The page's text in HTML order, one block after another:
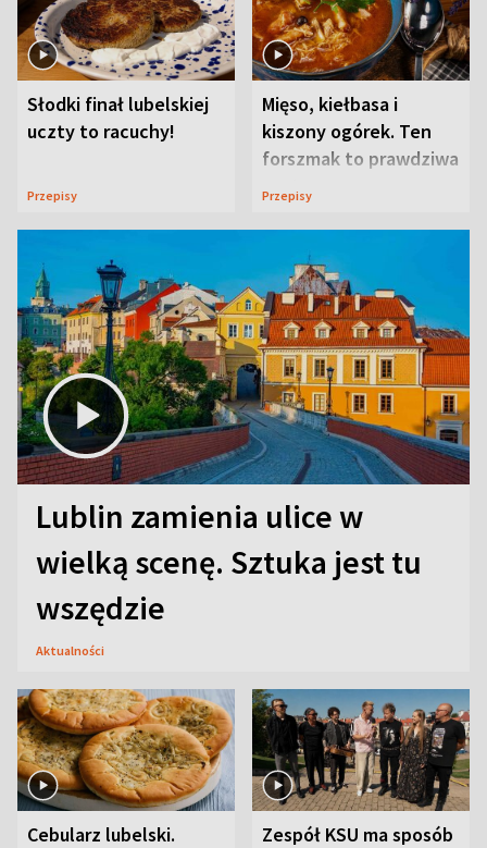
Słodki finał lubelskiej
uczty to racuchy!
Przepisy
Mięso, kiełbasa i
kiszony ogórek. Ten
forszmak to prawdziwa
uczta
Przepisy
Lublin zamienia ulice w
wielką scenę. Sztuka jest tu
wszędzie
Aktualności
Cebularz lubelski.
Zespół KSU ma sposób